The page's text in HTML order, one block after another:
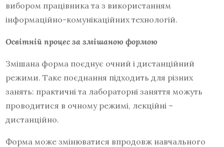
вибором працівника та з використанням
інформаційно-комунікаційних технологій.
Освітній процес за змішаною формою
Змішана форма поєднує очний і дистанційний
режими. Таке поєднання підходить для різних
занять: практичні та лабораторні заняття можуть
проводитися в очному режимі, лекційні –
дистанційно.
Форма може змінюватися впродовж навчального